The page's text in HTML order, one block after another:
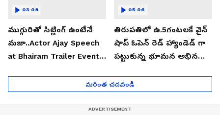
ముగ్గురితో సిట్టింగ్ ఉంటేనే
మజా..Actor Ajay Speech
at Bhairam Trailer Event |
03:09
తిరుపతిలో ఉ.5గంటలకే వైన్
షాప్ ఓపెన్ రెడ్ హ్యాండెడ్ గా
పట్టుకున్న భూమన అభినయ్|
05:06
మరింత చదవండి